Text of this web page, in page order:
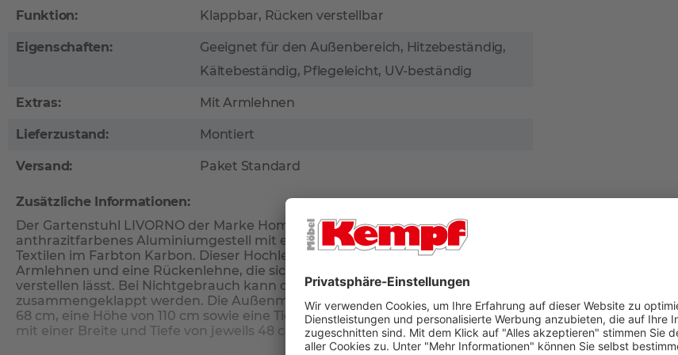
Funktion: Klappbar, Rücken verstellbar
Eigenschaften:
Geeignet für den Außenbereich, Hitzebeständig,
Kältebeständig, Pflegeleicht, UV-beständig
Extras: Mit Armlehnen
Lieferzustand: Montiert
Versand: Paket Standard
Zusätzliche Informationen:
Der Gartenstuhl LIVORNO der Marke Home4You kombiniert ein
anthrazitfarbenes Aluminiumgestell mit einer Sitz- und Rückenlehne aus
Textilen im Farbton Karbon. Dieser Hochlehner verfügt über komfortable
Armlehnen und eine Rückenlehne, die sich in fünf verschiedene Positionen
verstellen lässt. Bei Nichtgebrauch kann der Stuhl platzsparend
zusammengeklappt werden. Die Außenmaße belaufen sich auf eine Breite von
68 cm, eine Höhe von 110 cm sowie eine Tiefe von 60 cm. Die Sitzfläche bietet
mit einer Breite und Tiefe von jeweils 48 cm entsprechenden Platz.